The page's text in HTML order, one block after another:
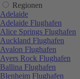
Regionen
Adelaide
Adelaide Flughafen
Alice Springs Flughafen
Auckland Flughafen
Avalon Flughafen
Ayers Rock Flughafen
Ballina Flughafen
Blenheim Flughafen